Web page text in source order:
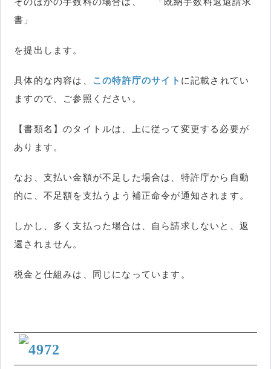
書」
を提出します。
具体的な内容は、 この特許庁のサイト に記載されてい
ますので、ご参照ください。
【書類名】のタイトルは、上に従って変更する必要が
あります。
なお、支払い金額が不足した場合は、特許庁から自動
的に、不足額を支払うよう補正命令が通知されます。
しかし、多く支払った場合は、自ら請求しないと、返
還されません。
税金と仕組みは、同じになっています。